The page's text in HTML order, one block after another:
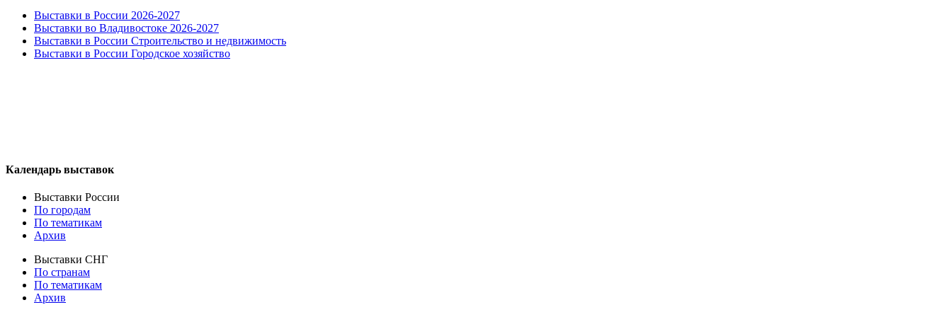
Выставки в России 2026-2027
Выставки во Владивостоке 2026-2027
Выставки в России Строительство и недвижимость
Выставки в России Городское хозяйство
Календарь выставок
Выставки России
По городам
По тематикам
Архив
Выставки СНГ
По странам
По тематикам
Архив